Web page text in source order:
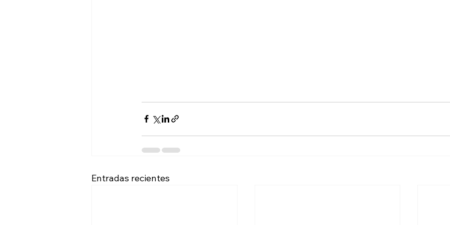
Entradas recientes